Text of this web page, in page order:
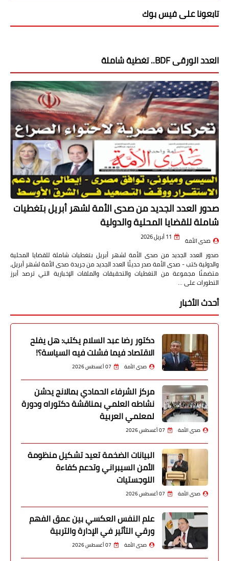
تابعونا على فيس بوك
العدد الورقى BDF.. تغطية شاملة
صدور العدد الجديد من صدى الأمة لشهر أبريل بتغطيات
شاملة للقضايا المحلية والدولية
صدى الأمة 11 أبريل 2026
صدور العدد الجديد من صدى الأمة لشهر أبريل بتغطيات شاملة للقضايا المحلية
والدولية كتب - صدى الأمة صدر حديثًا العدد الجديد من جريدة صدى الأمة لشهر أبريل،
متضمنًا مجموعة من التغطيات والتحقيقات والملفات الإخبارية التي ترصد أبرز
التطورات على …
أحدث الأخبار
دكتور رضا عبد السلام يكتب: هل يفلح
الاقتصاد فيما فشلت فيه السياسة؟!
صدى الأمة 07 أغسطس 2026
مركز الشرفاء الحمادي بمالانج يدشن
نشاطه العلمي بمناقشة دكتوراه ودورة
لمعلمي العربية
صدى الأمة 07 أغسطس 2026
البيانات الضخمة تعيد تشكيل منظومة
الأمن السيبراني وتدعم كفاءة
اللوجستيات
صدى الأمة 07 أغسطس 2026
علم النفس العكسي بين عمق الفهم
ورقي التأثير في الإدارة والتربية
صدى الأمة 07 أغسطس 2026